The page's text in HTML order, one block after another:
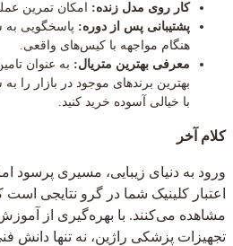
کار روی مدل زنده: امکان تمرین
پشتیبانی پس از دوره: پاسخگویی به
هنگام مواجهه با کیس‌های واقعی.
معرفی بهترین متریال: به عنوان
بهترین برندهای موجود در بازار را
با خیالی آسوده خرید کنید.
کلام آخر
ورود به دنیای زیبایی، مسیری
اعتبار کلینیک شما در گرو نتایجی است
مشاهده می‌کنند. با بهره‌گیری از
تجهیزات پزشکی راژین، نه تنها دانش